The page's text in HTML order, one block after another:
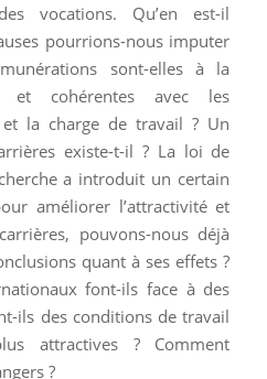
vocations. Qu’en est-il
pourrions-nous imputer
sont-elles à la
et cohérentes avec les
et la charge de travail ? Un
existe-t-il ? La loi de
a introduit un certain
améliorer l’attractivité et
pouvons-nous déjà
quant à ses effets ?
font-ils face à des
ils des conditions de travail
attractives ? Comment
?